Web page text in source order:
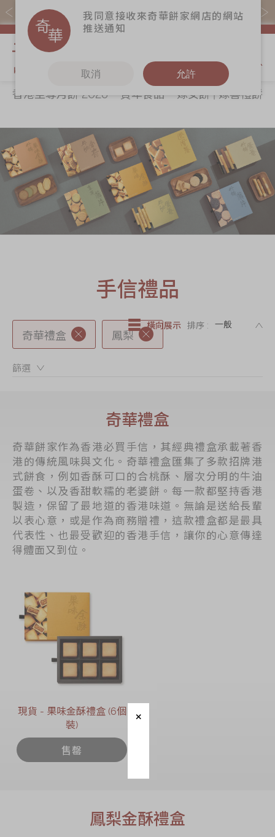
關於奇華
最新推廣
分店網絡
商務銷售
嫁喜須知
奇華網誌
奇華餅食
2026
賀年食品
嫁女餅 | 嫁喜禮
餅
手信禮品
節日時令食品
茗茶系列
奇華迪士尼禮盒
奇華LINE
產品價目表
更多
奇華工作坊
奇華茶室
聯絡奇華
加入奇華
EN 简体
香港至尊月餅 2026 賀年食品
嫁女餅 | 嫁喜禮餅
手信禮品
奇華禮盒 鳳梨
篩選：
橫向展示 排序 :
奇華禮盒
奇華餅家作為香港必買手信，其經典禮盒承載著香
港的傳統風味與文化。奇華禮盒匯集了多款招牌港
式餅食，例如香酥可口的合桃酥、層次分明的牛油
蛋卷、以及香甜軟糯的老婆餅。每一款都堅持香港
製造，保留了最地道的香港味道。無論是送給長輩
以表心意，或是作為商務贈禮，這款禮盒都是最具
代表性、也最受歡迎的香港手信，讓你的心意傳達
得體面又到位。
現貨 - 果味金酥禮盒 (6個
裝)
售罄
鳳梨金酥禮盒
我同意接收來奇華餅家網店的網站
推送通知
取消 允許